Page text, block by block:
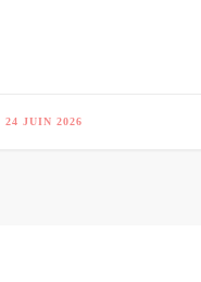
24 JUIN 2026